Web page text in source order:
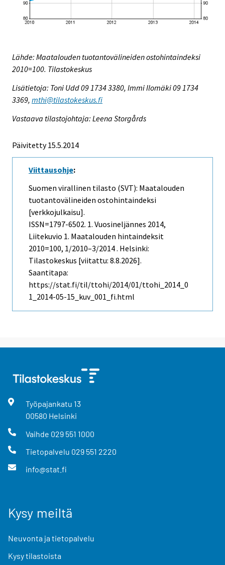
Lähde: Maatalouden tuotantovälineiden ostohintaindeksi
2010=100. Tilastokeskus
Lisätietoja: Toni Udd 09 1734 3380, Immi Ilomäki 09 1734
3369, mthi@tilastokeskus.fi
Vastaava tilastojohtaja: Leena Storgårds
Päivitetty 15.5.2014
Viittausohje:
Suomen virallinen tilasto (SVT): Maatalouden
tuotantovälineiden ostohintaindeksi
[verkkojulkaisu].
ISSN=1797-6502. 1. Vuosineljännes 2014,
Liitekuvio 1. Maatalouden hintaindeksit
2010=100, 1/2010–3/2014 . Helsinki:
Tilastokeskus [viitattu: 8.8.2026].
Saantitapa:
https://stat.fi/til/ttohi/2014/01/ttohi_2014_0
1_2014-05-15_kuv_001_fi.html
Työpajankatu 13
00580 Helsinki
Vaihde 029 551 1000
Tietopalvelu 029 551 2220
info@stat.fi
Kysy meiltä
Neuvonta ja tietopalvelu
Kysy tilastoista